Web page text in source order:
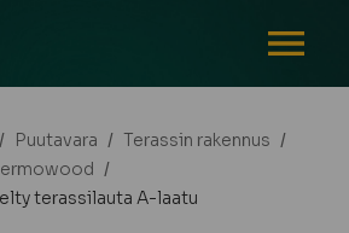
/ Puutavara / Terassin rakennus /
/
terassilauta A-laatu